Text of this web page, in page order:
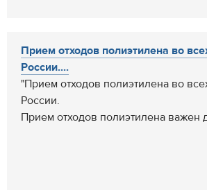
Прием отходов полиэтилена во
России....
"Прием отходов полиэтилена во
России.
Прием отходов полиэтилена важен